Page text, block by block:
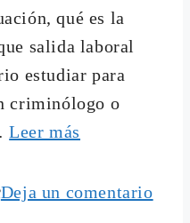
qué es la
salida laboral
estudiar para
criminólogo o
Leer más
Deja un comentario